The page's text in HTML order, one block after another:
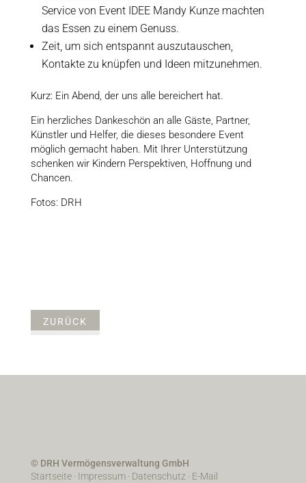
Service von Event IDEE Mandy Kunze machten
das Essen zu einem Genuss.
Zeit, um sich entspannt auszutauschen,
Kontakte zu knüpfen und Ideen mitzunehmen.
Kurz: Ein Abend, der uns alle bereichert hat.
Ein herzliches Dankeschön an alle Gäste, Partner,
Künstler und Helfer, die dieses besondere Event
möglich gemacht haben. Mit Ihrer Unterstützung
schenken wir Kindern Perspektiven, Hoffnung und
Chancen.
Fotos: DRH
ZURÜCK
© DRH Vermögensverwaltung GmbH
Startseite· Impressum· Datenschutz· E-Mail